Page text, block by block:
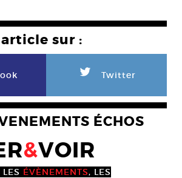
sur :
L Twitter
ÉCHOS
&VOIR
ÉVÈNEMENTS, LES